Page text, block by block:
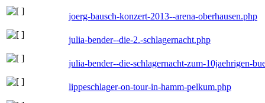
joerg-bausch-konzert-2013--arena-oberhausen.php
julia-bender--die-2.-schlagernacht.php
julia-bender--die-schlagernacht-zum-10jaehrigen-
lippeschlager-on-tour-in-hamm-pelkum.php